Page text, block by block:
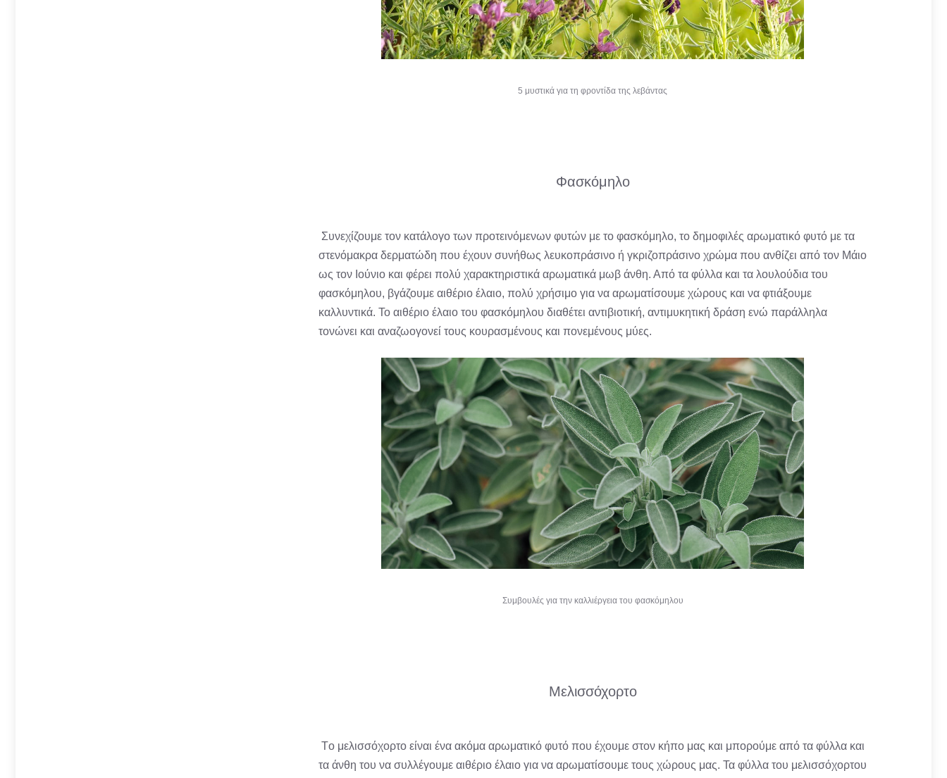
5 μυστικά για τη φροντίδα της λεβάντας
Φασκόμηλο
Συνεχίζουμε τον κατάλογο των προτεινόμενων φυτών με το φασκόμηλο, το δημοφιλές αρωματικό φυτό με τα
στενόμακρα δερματώδη που έχουν συνήθως λευκοπράσινο ή γκριζοπράσινο χρώμα που ανθίζει από τον Μάιο
ως τον Ιούνιο και φέρει πολύ χαρακτηριστικά αρωματικά μωβ άνθη. Από τα φύλλα και τα λουλούδια του
φασκόμηλου, βγάζουμε αιθέριο έλαιο, πολύ χρήσιμο για να αρωματίσουμε χώρους και να φτιάξουμε
καλλυντικά. Το αιθέριο έλαιο του φασκόμηλου διαθέτει αντιβιοτική, αντιμυκητική δράση ενώ παράλληλα
τονώνει και αναζωογονεί τους κουρασμένους και πονεμένους μύες.
Συμβουλές για την καλλιέργεια του φασκόμηλου
Μελισσόχορτο
Tο μελισσόχορτο είναι ένα ακόμα αρωματικό φυτό που έχουμε στον κήπο μας και μπορούμε από τα φύλλα και
τα άνθη του να συλλέγουμε αιθέριο έλαιο για να αρωματίσουμε τους χώρους μας. Τα φύλλα του μελισσόχορτου